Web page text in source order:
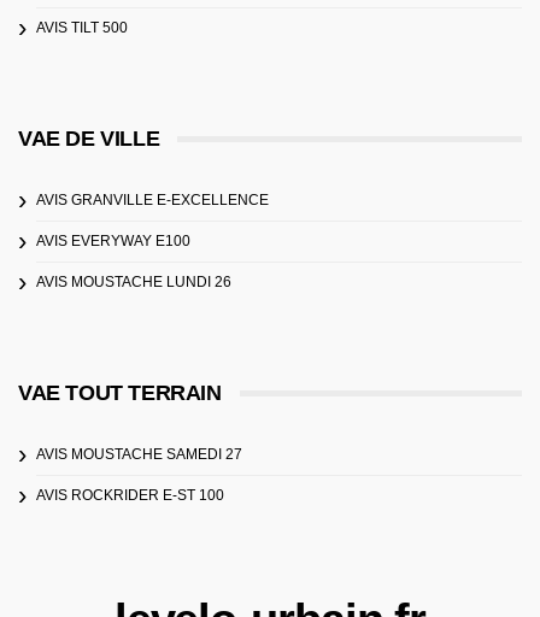
AVIS TILT 500
VAE DE VILLE
AVIS GRANVILLE E-EXCELLENCE
AVIS EVERYWAY E100
AVIS MOUSTACHE LUNDI 26
VAE TOUT TERRAIN
AVIS MOUSTACHE SAMEDI 27
AVIS ROCKRIDER E-ST 100